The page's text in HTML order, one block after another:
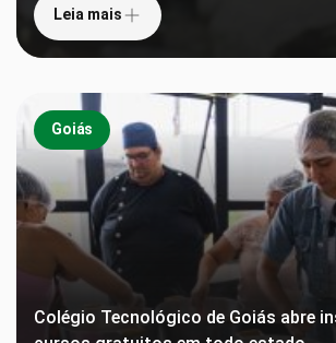
Leia mais
Goiás
Colégio Tecnológico de Goiás abre